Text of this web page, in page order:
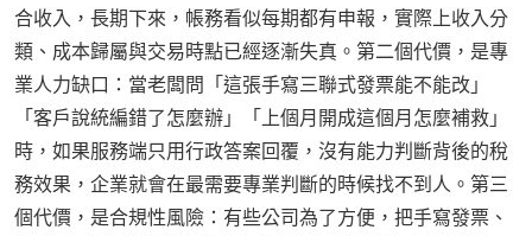
合收入，長期下來，帳務看似每期都有申報，實際上收入分
類、成本歸屬與交易時點已經逐漸失真。第二個代價，是專
業人力缺口：當老闆問「這張手寫三聯式發票能不能改」
「客戶說統編錯了怎麼辦」「上個月開成這個月怎麼補救」
時，如果服務端只用行政答案回覆，沒有能力判斷背後的稅
務效果，企業就會在最需要專業判斷的時候找不到人。第三
個代價，是合規性風險：有些公司為了方便，把手寫發票、